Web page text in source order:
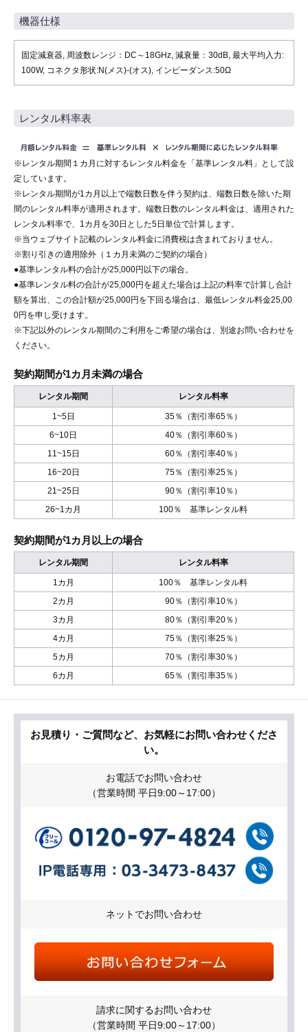
機器仕様
固定減衰器, 周波数レンジ：DC～18GHz, 減衰量：30dB, 最大平均入力:
100W, コネクタ形状:N(メス)-(オス), インピーダンス:50Ω
レンタル料率表
※レンタル期間１カ月に対するレンタル料金を「基準レンタル料」として設
定しています。
※レンタル期間が1カ月以上で端数日数を伴う契約は、端数日数を除いた期
間のレンタル料率が適用されます。端数日数のレンタル料金は、適用された
レンタル料率で、1カ月を30日とした5日単位で計算します。
※当ウェブサイト記載のレンタル料金に消費税は含まれておりません。
※割り引きの適用除外（１カ月未満のご契約の場合）
●基準レンタル料の合計が25,000円以下の場合。
●基準レンタル料の合計が25,000円を超えた場合は上記の料率で計算し合計
額を算出、この合計額が25,000円を下回る場合は、最低レンタル料金25,00
0円を申し受けます。
※下記以外のレンタル期間のご利用をご希望の場合は、別途お問い合わせを
ください。
契約期間が1カ月未満の場合
レンタル期間 レンタル料率
1~5日
35％（割引率65％）
6~10日
40％（割引率60％）
11~15日
60％（割引率40％）
16~20日
75％（割引率25％）
21~25日
90％（割引率10％）
26~1カ月
100％ 基準レンタル料
契約期間が1カ月以上の場合
レンタル期間 レンタル料率
1カ月
100％ 基準レンタル料
2カ月
90％（割引率10％）
3カ月
80％（割引率20％）
4カ月
75％（割引率25％）
5カ月
70％（割引率30％）
6カ月
65％（割引率35％）
お見積り・ご質問など、お気軽にお問い合わせくださ
い。
お電話でお問い合わせ
（営業時間 平日9:00～17:00）
ネットでお問い合わせ
請求に関するお問い合わせ
（営業時間 平日9:00～17:00）